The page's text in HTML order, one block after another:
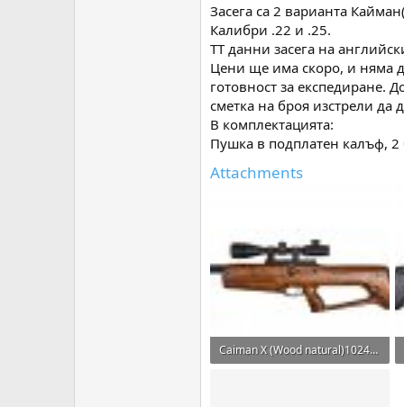
Засега са 2 варианта
Калибри .22 и .25.
ТТ данни засега на
Цени ще има скоро, и няма
готовност за експедиране.
сметка на броя изстрели да
В комплектацията:
Пушка в подплатен калъф, 2
Attachments
Caiman X (Wood natural)1024.jpg